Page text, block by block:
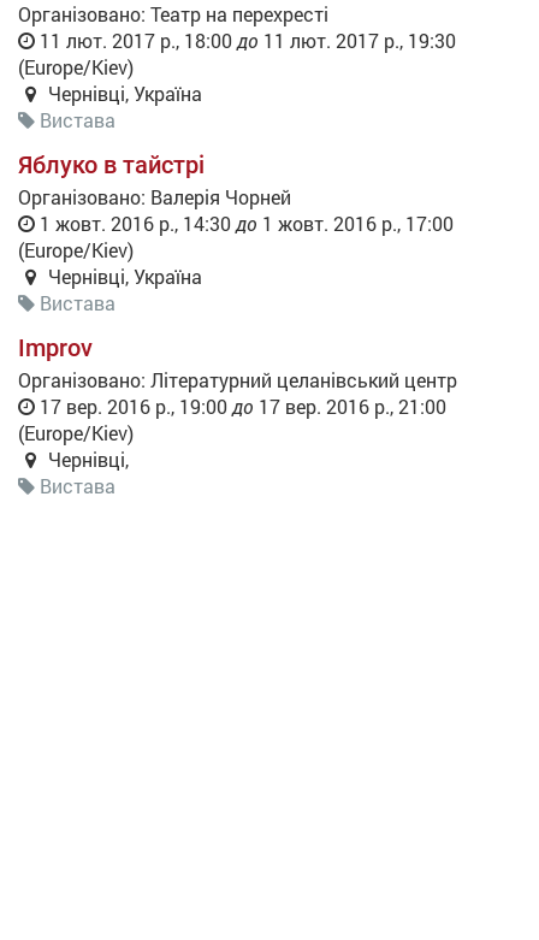
Організовано: Театр на перехресті
11 лют. 2017 р., 18:00до 11 лют. 2017 р., 19:30
(Europe/Kiev)
Чернівці,Україна
Вистава
Яблуко в тайстрі
Організовано: Валерія Чорней
1 жовт. 2016 р., 14:30до 1 жовт. 2016 р., 17:00
(Europe/Kiev)
Чернівці,Україна
Вистава
Improv
Організовано: Літературний целанівський центр
17 вер. 2016 р., 19:00до 17 вер. 2016 р., 21:00
(Europe/Kiev)
Чернівці,
Вистава